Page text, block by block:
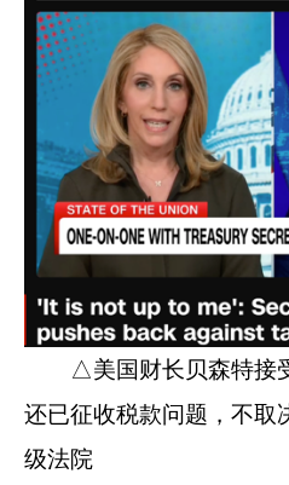
△美国财长贝森特接受
还已征收税款问题，不取
级法院